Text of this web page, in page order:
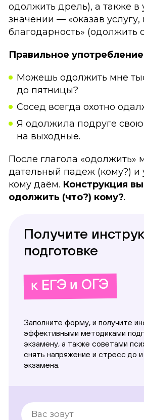
одолжить дрель), а также в
значении — «оказав услугу,
благодарность» (одолжить
Правильное
Можешь одолжить мне
до пятницы?
Сосед всегда охотно
Я одолжила подруге
на выходные.
После глагола «одолжить»
дательный падеж (кому?) и
кому даём. Конструкция
одолжить (что?) кому?.
Получите
подготовке
к ЕГЭ и ОГЭ
Заполните форму, и получите
эффективными методиками
экзамену, а также советами
снять напряжение и стресс до
экзамена.